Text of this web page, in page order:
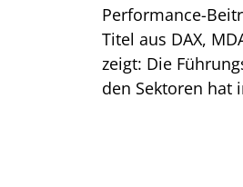
Performance-
Titel aus DAX,
zeigt: Die
den Sektoren hat